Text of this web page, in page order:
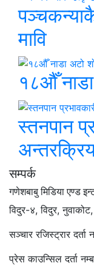
मावि
१८औँ
स्तनपान
सम्पर्क
गणेशबाबु मिडिया एण्ड
विदुर-४, विदुर,
सञ्चार रजिस्ट्रार
प्रेस काउन्सिल दर्ता